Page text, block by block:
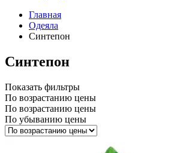
Главная
Одеяла
Синтепон
Синтепон
Показать фильтры
По возрастанию цены
По возрастанию цены
По убыванию цены